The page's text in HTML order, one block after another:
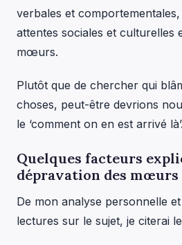
verbales et
attentes sociales et culturelles
mœurs.
Plutôt que de chercher qui
choses, peut-être devrions
le ‘comment on en est arrivé là’.
Quelques facteurs
dépravation des mœurs
De mon analyse personnelle et
lectures sur le sujet, je citerai